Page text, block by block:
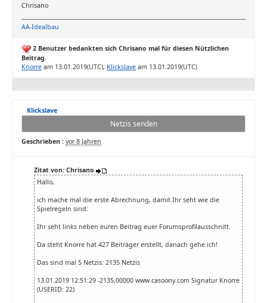
Chrisano
AA-Idealbau
2 Benutzer bedankten sich Chrisano mal für diesen Nützlichen
Beitrag.
Knorre am 13.01.2019(UTC), Klickslave am 13.01.2019(UTC)
Klickslave
Netzis senden
Geschrieben : vor 8 Jahren
Zitat von: Chrisano
Hallo,
ich mache mal die erste Abrechnung, damit Ihr seht wie die
Spielregeln sind:
Ihr seht links neben euren Beitrag euer Forumsprofilausschnitt.
Da steht Knorre hat 427 Beiträger erstellt, danach gehe ich!
Das sind mal 5 Netzis: 2135 Netzis
13.01.2019 12:51:29 -2135,00000 www.casoony.com Signatur Knorre
(USERID: 22)